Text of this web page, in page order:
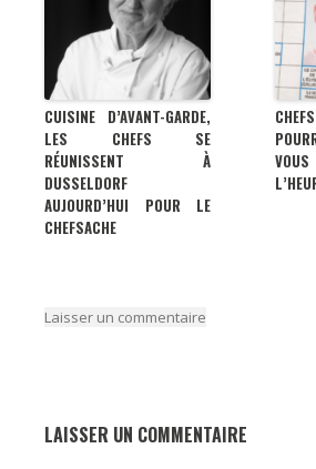
CUISINE D’AVANT-GARDE,
LES CHEFS SE
RÉUNISSENT À
DUSSELDORF
AUJOURD’HUI POUR LE
CHEFSACHE
Laisser un commentaire
LAISSER UN COMMENTAIRE